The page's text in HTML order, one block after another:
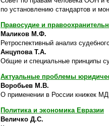
по установлению стандартов и
Правосудие и
Маликов М.Ф.
Ретроспективный анализ
Анцупова Т.А.
Общие и специальные принципы
Актуальные проблемы
Воробьев М.В.
О применении в России книжек
Политика и экономика Евразии
Величко Д.С.